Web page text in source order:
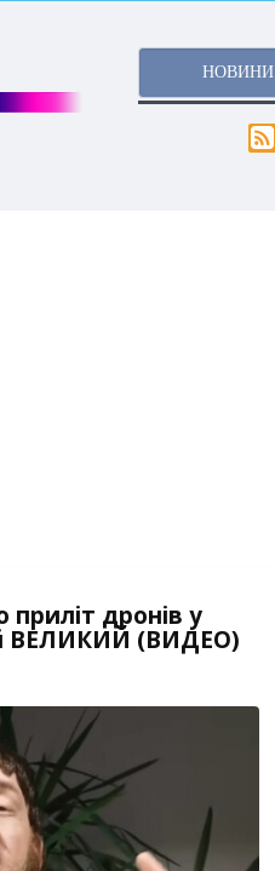
НОВИНИ
дронів у
ВЕЛИКИЙ (ВИДЕО)